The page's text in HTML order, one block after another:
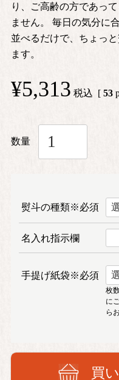
り、ご高齢の方であっ
ません。 毎日の気分に
並べるだけで、ちょっ
ます。
¥5,313 税込 [ 53
買
熨斗の種類※必須
名入れ指示欄
手提げ紙袋※必須
枚
に
ら